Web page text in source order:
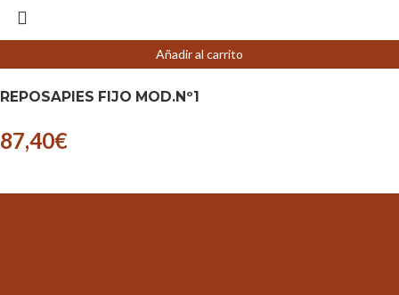
Añadir al carrito
REPOSAPIES FIJO MOD.Nº1
87,40€